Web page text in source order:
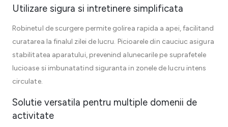
Utilizare sigura si intretinere simplificata
Robinetul de scurgere permite golirea rapida a apei, facilitand
curatarea la finalul zilei de lucru. Picioarele din cauciuc asigura
stabilitatea aparatului, prevenind alunecarile pe suprafetele
lucioase si imbunatatind siguranta in zonele de lucru intens
circulate.
Solutie versatila pentru multiple domenii de
activitate